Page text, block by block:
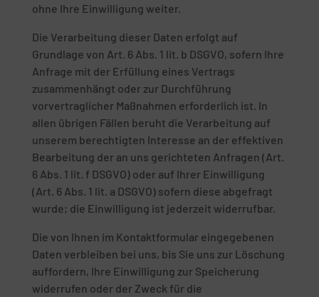
ohne Ihre Einwilligung weiter.
Die Verarbeitung dieser Daten erfolgt auf
Grundlage von Art. 6 Abs. 1 lit. b DSGVO, sofern Ihre
Anfrage mit der Erfüllung eines Vertrags
zusammenhängt oder zur Durchführung
vorvertraglicher Maßnahmen erforderlich ist. In
allen übrigen Fällen beruht die Verarbeitung auf
unserem berechtigten Interesse an der effektiven
Bearbeitung der an uns gerichteten Anfragen (Art.
6 Abs. 1 lit. f DSGVO) oder auf Ihrer Einwilligung
(Art. 6 Abs. 1 lit. a DSGVO) sofern diese abgefragt
wurde; die Einwilligung ist jederzeit widerrufbar.
Die von Ihnen im Kontaktformular eingegebenen
Daten verbleiben bei uns, bis Sie uns zur Löschung
auffordern, Ihre Einwilligung zur Speicherung
widerrufen oder der Zweck für die